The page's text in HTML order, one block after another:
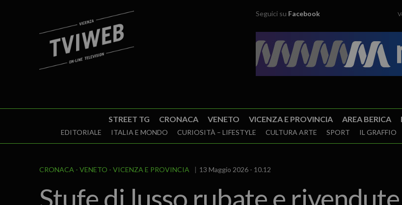
Seguici su Facebook
STREET TG CRONACA VENETO VICENZA E PROVINCIA AREA BERICA
EDITORIALE ITALIA E MONDO CURIOSITÀ – LIFESTYLE CULTURA ARTE SPORT IL GRAFFIO
CRONACA VENETO VICENZA E PROVINCIA 13 Maggio 2026 - 10.12
Stufe di lusso rubate e